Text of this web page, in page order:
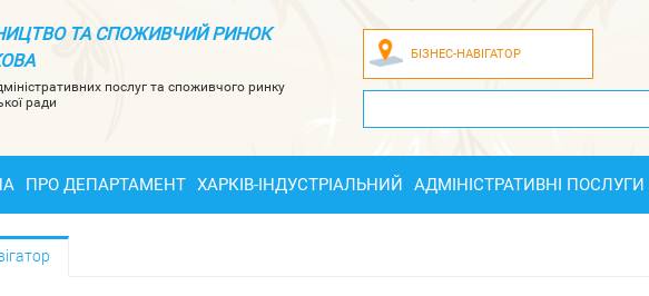
ТА СПОЖИВЧИЙ РИНОК
послуг та споживчого ринку
ради
БІЗНЕС-НАВІГАТОР
ПРО ДЕПАРТАМЕНТ ХАРКІВ-ІНДУСТРІАЛЬНИЙ АДМІНІСТРАТИВНІ ПОСЛУГИ